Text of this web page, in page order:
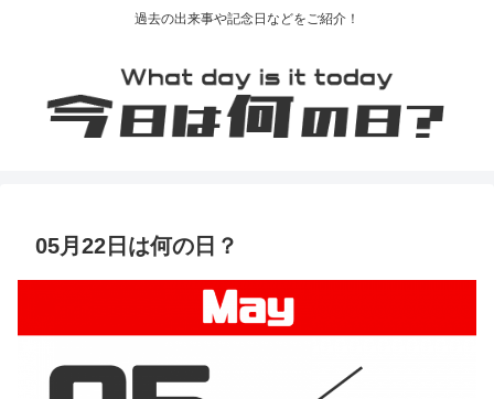
過去の出来事や記念日などをご紹介！
05月22日は何の日？